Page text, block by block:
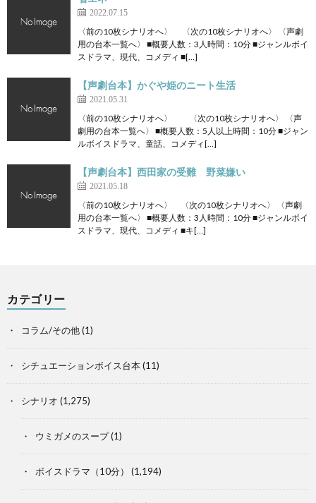
2022.07.15
〈前の10枚シナリオへ〉 〈次の10枚シナリオへ〉 〈声劇
用の台本一覧へ〉 ■概要人数：3人時間：10分 ■ジャンルボイ
スドラマ、現代、コメディ ■[…]
【声劇台本】かぐや姫のニート生活
2021.05.31
〈前の10枚シナリオへ〉 〈次の10枚シナリオへ〉 〈声
劇用の台本一覧へ〉 ■概要人数：5人以上時間：10分 ■ジャン
ルボイスドラマ、童話、コメディ[…]
【声劇台本】西田家の受難 野菜嫌い
2021.05.18
〈前の10枚シナリオへ〉 〈次の10枚シナリオへ〉 〈声劇
用の台本一覧へ〉 ■概要人数：3人時間：10分 ■ジャンルボイ
スドラマ、現代、コメディ ■キ[…]
カテゴリー
コラム/その他(1)
シチュエーションボイス台本(11)
シナリオ (1,275)
ウミガメのスープ(1)
ボイスドラマ（10分） (1,194)